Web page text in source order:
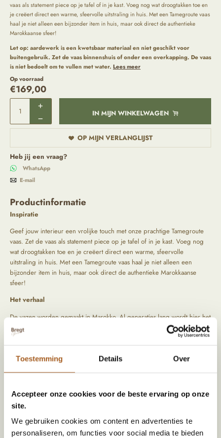
Toestemming Details Over
Accepteer onze cookies voor de beste ervaring op onze
site.
We gebruiken cookies om content en advertenties te
personaliseren, om functies voor social media te bieden
vaas als statement piece op je tafel of in je kast. Voeg nog wat droogtakken toe en
je creëert direct een warme, sfeervolle uitstraling in huis. Met een Tamegroute vaas
haal je niet alleen een bijzonder item in huis, maar ook direct de authentieke
Marokkaanse sfeer!
Let op: aardewerk is een kwetsbaar materiaal en niet geschikt voor
buitengebruik. Zet de vaas binnenshuis of onder een overkapping. De vaas
is niet bedoelt om te vullen met water. Lees meer
Op voorraad
€169,00
IN MIJN WINKELWAGEN
OP MIJN VERLANGLIJST
Heb jij een vraag?
WhatsApp
E-mail
Productinformatie
Inspiratie
Geef jouw interieur een vrolijke touch met onze prachtige Tamegroute
vaas. Zet de vaas als statement piece op je tafel of in je kast. Voeg nog
wat droogtakken toe en je creëert direct een warme, sfeervolle
uitstraling in huis. Met een Tamegroute vaas haal je niet alleen een
bijzonder item in huis, maar ook direct de authentieke Marokkaanse
sfeer!
Het verhaal
De vazen worden gemaakt in Marokko. Al generaties lang wordt hier het
mooiste aardewerk met de hand gemaakt door verschillende families. De
vazen worden gemaakt van klei en daarna gebakken in de oven. Als
weer uniek kleurt. We reizen zelf langs bijzondere locaties om de
Kleur Groen